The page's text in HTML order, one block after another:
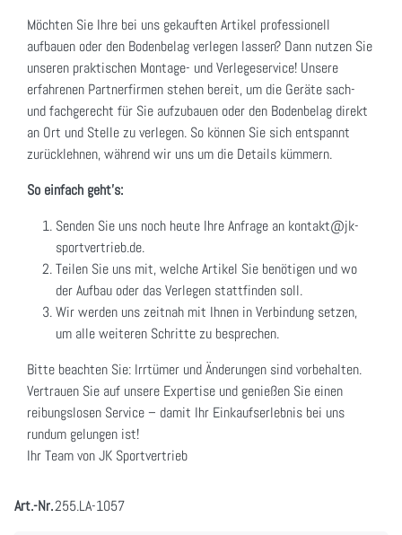
Möchten Sie Ihre bei uns gekauften Artikel professionell
aufbauen oder den Bodenbelag verlegen lassen? Dann nutzen Sie
unseren praktischen Montage- und Verlegeservice! Unsere
erfahrenen Partnerfirmen stehen bereit, um die Geräte sach-
und fachgerecht für Sie aufzubauen oder den Bodenbelag direkt
an Ort und Stelle zu verlegen. So können Sie sich entspannt
zurücklehnen, während wir uns um die Details kümmern.
So einfach geht's:
Senden Sie uns noch heute Ihre Anfrage an kontakt@jk-
sportvertrieb.de.
Teilen Sie uns mit, welche Artikel Sie benötigen und wo
der Aufbau oder das Verlegen stattfinden soll.
Wir werden uns zeitnah mit Ihnen in Verbindung setzen,
um alle weiteren Schritte zu besprechen.
Bitte beachten Sie: Irrtümer und Änderungen sind vorbehalten.
Vertrauen Sie auf unsere Expertise und genießen Sie einen
reibungslosen Service – damit Ihr Einkaufserlebnis bei uns
rundum gelungen ist!
Ihr Team von JK Sportvertrieb
Art.-Nr.255.LA-1057